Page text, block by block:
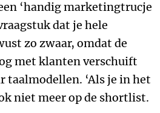
‘handig marketingtrucje
dat je hele
zo zwaar, omdat de
met klanten verschuift
taalmodellen. ‘Als je in het
niet meer op de shortlist.